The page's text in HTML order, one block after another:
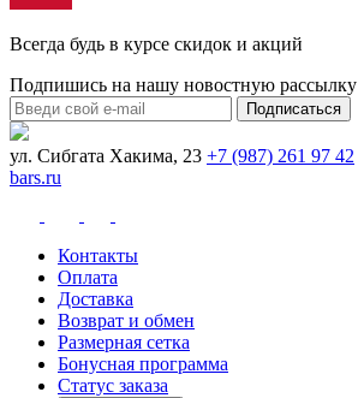
Всегда будь в курсе скидок и акций
Подпишись на нашу новостную рассылку
Подписаться
ул. Сибгата Хакима, 23 +7 (987) 261 97 42
bars.ru
Контакты
Оплата
Доставка
Возврат и обмен
Размерная сетка
Бонусная программа
Статус заказа